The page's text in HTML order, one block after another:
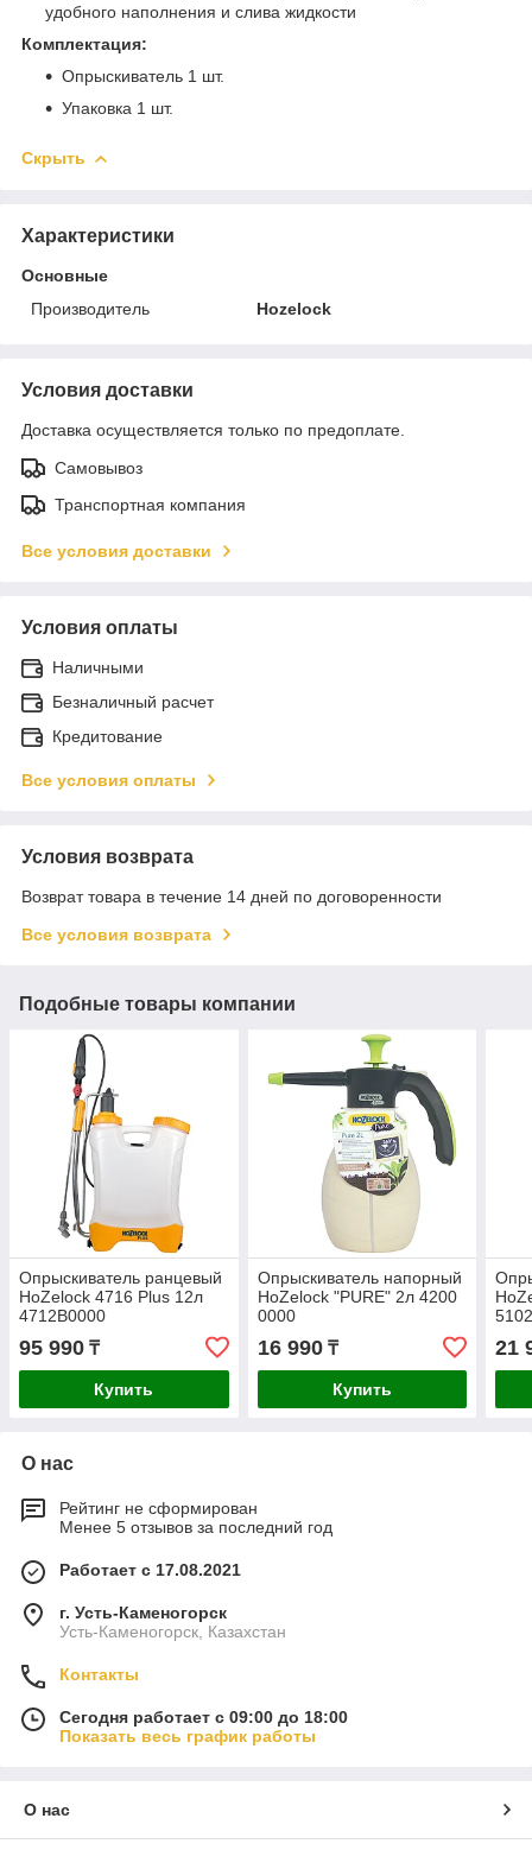
удобного наполнения и слива жидкости
Комплектация:
Опрыскиватель 1 шт.
Упаковка 1 шт.
Скрыть
Характеристики
Основные
Производитель
Hozelock
Условия доставки
Доставка осуществляется только по предоплате.
Самовывоз
Транспортная компания
Все условия доставки
Условия оплаты
Наличными
Безналичный расчет
Кредитование
Все условия оплаты
Условия возврата
Возврат товара в течение 14 дней по договоренности
Все условия возврата
Подобные товары компании
Опрыскиватель ранцевый
HoZelock 4716 Plus 12л
4712B0000
95 990 ₸
Купить
Опрыскиватель напорный
HoZelock "PURE" 2л 4200
0000
16 990₸
Купить
21
О нас
Рейтинг не сформирован
Менее 5 отзывов за последний год
Работает с 17.08.2021
г. Усть-Каменогорск
Усть-Каменогорск, Казахстан
Контакты
Сегодня работает с 09:00 до 18:00
Показать весь график работы
О нас